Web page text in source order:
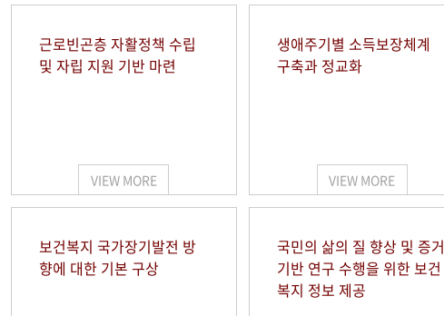
근로빈곤층 자활정책 수립
및 자립 지원 기반 마련
VIEW MORE
생애주기별 소득보장체계
구축과 정교화
VIEW MORE
보건복지 국가장기발전 방
향에 대한 기본 구상
국민의 삶의 질 향상 및 증거
기반 연구 수행을 위한 보건
복지 정보 제공